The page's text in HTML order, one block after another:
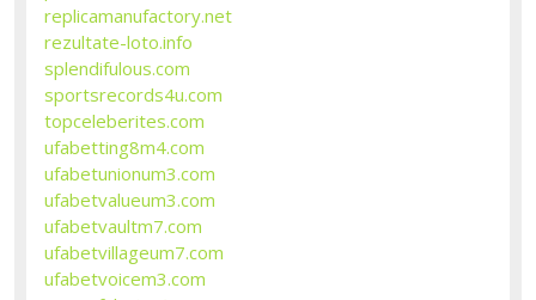
replicamanufactory.net
rezultate-loto.info
splendifulous.com
sportsrecords4u.com
topceleberites.com
ufabetting8m4.com
ufabetunionum3.com
ufabetvalueum3.com
ufabetvaultm7.com
ufabetvillageum7.com
ufabetvoicem3.com